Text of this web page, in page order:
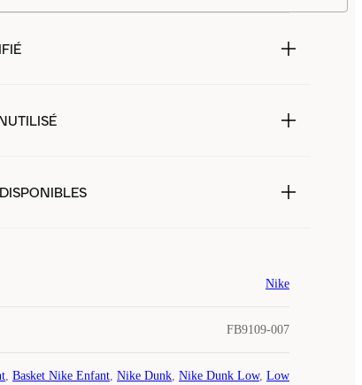
Nike
FB9109-007
, Basket Nike Enfant, Nike Dunk, Nike Dunk Low, Low